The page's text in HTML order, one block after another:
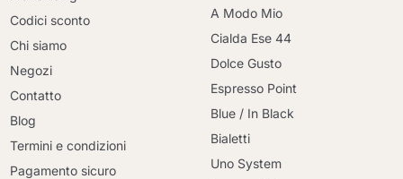
Codici sconto
Chi siamo
Negozi
Contatto
Blog
Termini e condizioni
Pagamento sicuro
A Modo Mio
Cialda Ese 44
Dolce Gusto
Espresso Point
Blue / In Black
Bialetti
Uno System